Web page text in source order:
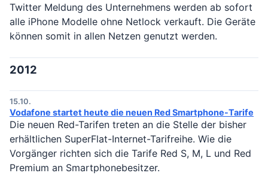
Twitter Meldung des Unternehmens werden ab sofort
alle iPhone Modelle ohne Netlock verkauft. Die Geräte
können somit in allen Netzen genutzt werden.
2012
15.10.
Vodafone startet heute die neuen Red Smartphone-Tarife
Die neuen Red-Tarifen treten an die Stelle der bisher
erhältlichen SuperFlat-Internet-Tarifreihe. Wie die
Vorgänger richten sich die Tarife Red S, M, L und Red
Premium an Smartphonebesitzer.